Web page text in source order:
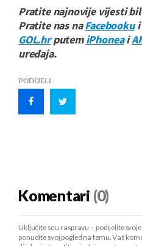
Pratite najnovije vijesti
Pratite nas naFacebookui
GOL.hrputemiPhoneai
uređaja.
PODIJELI
Komentari (0)
Uključite se u raspravu – podijelite
ponudite svoj pogled na temu. Vaš